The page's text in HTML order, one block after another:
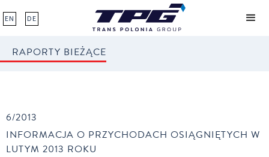
EN DE
RAPORTY BIEŻĄCE
6/2013
INFORMACJA O PRZYCHODACH OSIĄGNIĘTYCH W
LUTYM 2013 ROKU